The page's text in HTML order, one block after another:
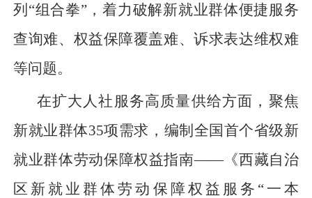
列“组合拳”，着力破解新就业群体便捷服务
查询难、权益保障覆盖难、诉求表达维权难
等问题。
在扩大人社服务高质量供给方面，聚焦
新就业群体35项需求，编制全国首个省级新
就业群体劳动保障权益指南——《西藏自治
区新就业群体劳动保障权益服务“一本